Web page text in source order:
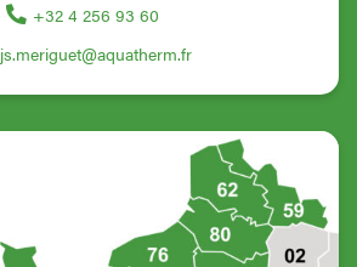
+32 4 256 93 60
js.meriguet@aquatherm.fr